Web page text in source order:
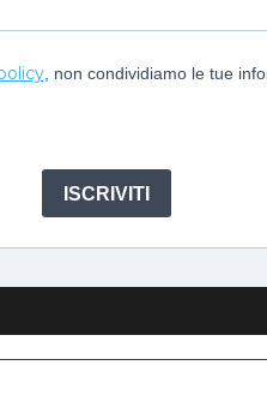
, non condividiamo le tue
ISCRIVITI